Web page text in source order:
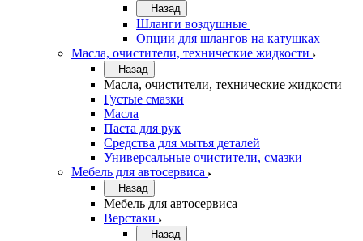
Назад
Шланги воздушные
Опции для шлангов на катушках
Масла, очистители, технические жидкости
Назад
Масла, очистители, технические жидкости
Густые смазки
Масла
Паста для рук
Средства для мытья деталей
Универсальные очистители, смазки
Мебель для автосервиса
Назад
Мебель для автосервиса
Верстаки
Назад